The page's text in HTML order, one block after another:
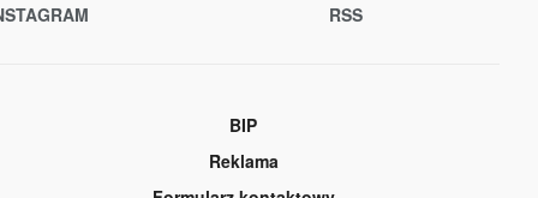
RSS
BIP
Reklama